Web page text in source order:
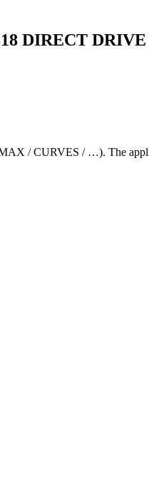
DIRECT
/ CURVES / …). The